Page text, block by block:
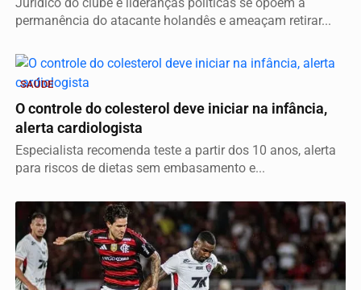
Jurídico do clube e lideranças políticas se opõem à
permanência do atacante holandês e ameaçam retirar...
SAÚDE
O controle do colesterol deve iniciar na infância,
alerta cardiologista
Especialista recomenda teste a partir dos 10 anos, alerta
para riscos de dietas sem embasamento e...